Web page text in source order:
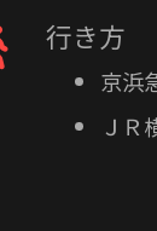
行き方
京浜
ＪＲ